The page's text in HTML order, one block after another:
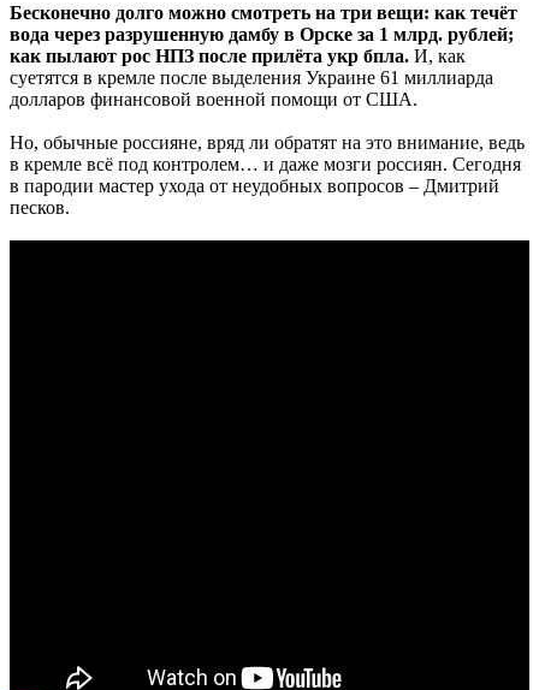
Бесконечно долго можно смотреть на три вещи: как течёт
вода через разрушенную дамбу в Орске за 1 млрд. рублей;
как пылают рос НПЗ после прилёта укр бпла. И, как
суетятся в кремле после выделения Украине 61 миллиарда
долларов финансовой военной помощи от США.
Но, обычные россияне, вряд ли обратят на это внимание, ведь
в кремле всё под контролем… и даже мозги россиян. Сегодня
в пародии мастер ухода от неудобных вопросов – Дмитрий
песков.